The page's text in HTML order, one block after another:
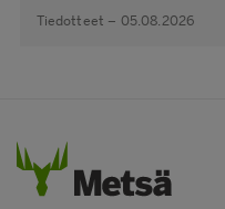
Tiedotteet – 05.08.2026